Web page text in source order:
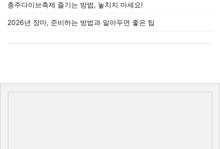
충주다이브축제 즐기는 방법, 놓치지 마세요!
2026년 장마, 준비하는 방법과 알아두면 좋은 팁